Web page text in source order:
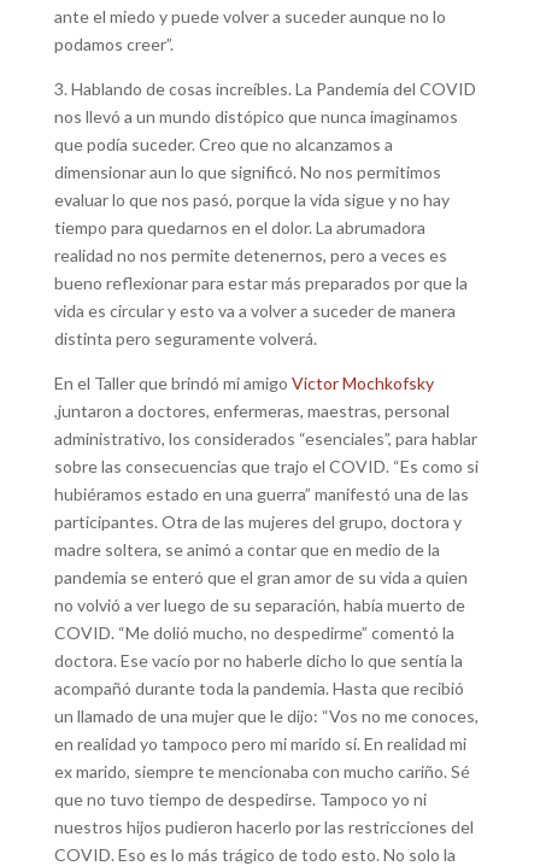
ante el miedo y puede volver a suceder aunque no lo
podamos creer”.
3. Hablando de cosas increíbles. La Pandemia del COVID
nos llevó a un mundo distópico que nunca imaginamos
que podía suceder. Creo que no alcanzamos a
dimensionar aun lo que significó. No nos permitimos
evaluar lo que nos pasó, porque la vida sigue y no hay
tiempo para quedarnos en el dolor. La abrumadora
realidad no nos permite detenernos, pero a veces es
bueno reflexionar para estar más preparados por que la
vida es circular y esto va a volver a suceder de manera
distinta pero seguramente volverá.
En el Taller que brindó mi amigo Victor Mochkofsky
,juntaron a doctores, enfermeras, maestras, personal
administrativo, los considerados “esenciales”, para hablar
sobre las consecuencias que trajo el COVID. “Es como si
hubiéramos estado en una guerra” manifestó una de las
participantes. Otra de las mujeres del grupo, doctora y
madre soltera, se animó a contar que en medio de la
pandemia se enteró que el gran amor de su vida a quien
no volvió a ver luego de su separación, había muerto de
COVID. “Me dolió mucho, no despedirme” comentó la
doctora. Ese vacío por no haberle dicho lo que sentía la
acompañó durante toda la pandemia. Hasta que recibió
un llamado de una mujer que le dijo: “Vos no me conoces,
en realidad yo tampoco pero mi marido sí. En realidad mi
ex marido, siempre te mencionaba con mucho cariño. Sé
que no tuvo tiempo de despedirse. Tampoco yo ni
nuestros hijos pudieron hacerlo por las restricciones del
COVID. Eso es lo más trágico de todo esto. No solo la